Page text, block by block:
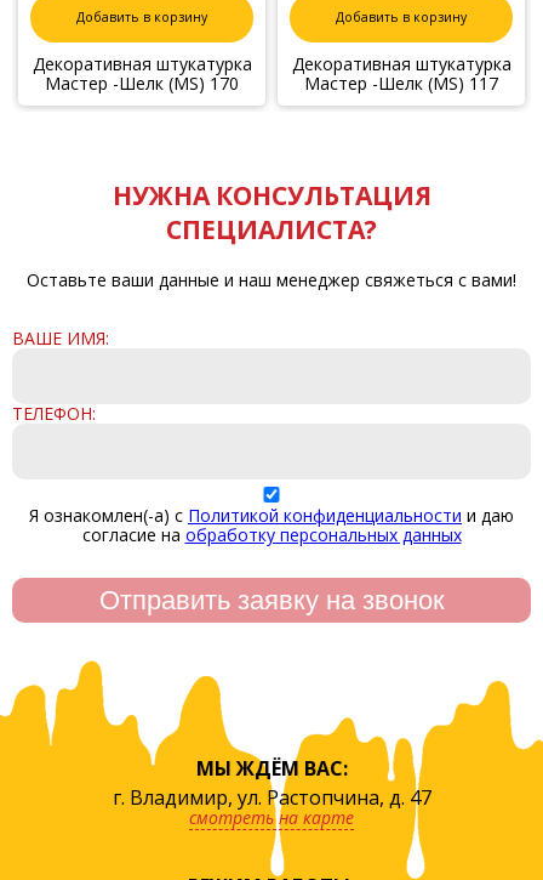
Добавить в корзину
Декоративная штукатурка
Мастер -Шелк (MS) 170
Добавить в корзину
Декоративная штукатурка
Мастер -Шелк (MS) 117
НУЖНА КОНСУЛЬТАЦИЯ
СПЕЦИАЛИСТА?
Оставьте ваши данные и наш менеджер свяжеться с вами!
ВАШЕ ИМЯ:
ТЕЛЕФОН:
Я ознакомлен(-а) с Политикой конфиденциальности и даю
согласие на обработку персональных данных
МЫ ЖДЁМ ВАС:
г. Владимир, ул. Растопчина, д. 47
смотреть на карте